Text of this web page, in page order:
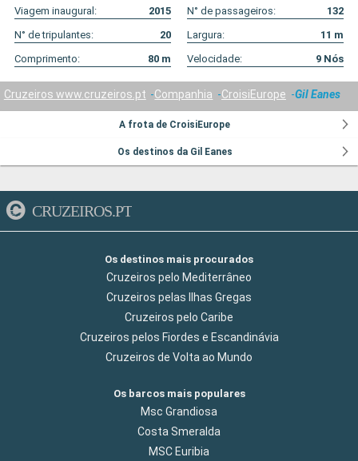
Viagem inaugural: 2015 N° de passageiros:
132
N° de tripulantes:
20 Largura: 11 m
Comprimento:
80 m Velocidade: 9 Nós
Cruzeiros www.cruzeiros.pt Companhia CroisiEurope Gil Eanes
A frota de CroisiEurope
Os destinos da Gil Eanes
CRUZEIROS.PT
Os destinos mais procurados
Cruzeiros pelo Mediterrâneo
Cruzeiros pelas Ilhas Gregas
Cruzeiros pelo Caribe
Cruzeiros pelos Fiordes e Escandinávia
Cruzeiros de Volta ao Mundo
Os barcos mais populares
Msc Grandiosa
Costa Smeralda
MSC Euribia